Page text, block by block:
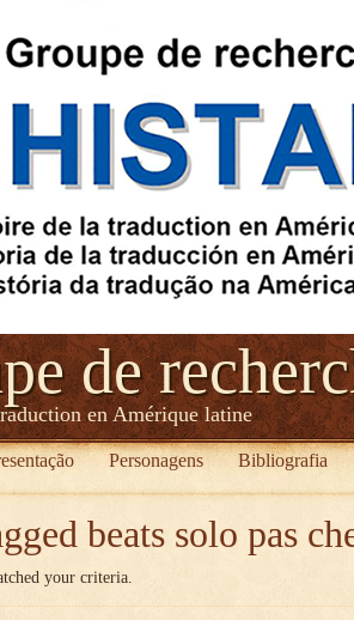
de
en Amérique latine
Personagens Bibliografia
beats solo pas
your criteria.